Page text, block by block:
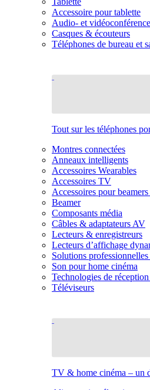
Accessoire pour tablette
Audio- et vidéoconférence
Casques & écouteurs
Téléphones de bureau et
Tout sur les téléphones
Montres connectées
Anneaux intelligents
Accessoires Wearables
Accessoires TV
Accessoires pour
Beamer
Composants média
Câbles & adaptateurs AV
Lecteurs & enregistreurs
Lecteurs d’affichage
Solutions
Son pour home cinéma
Technologies de
Téléviseurs
TV & home cinéma – un